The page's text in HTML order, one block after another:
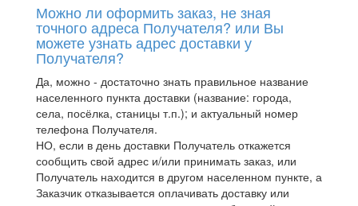
Можно ли оформить заказ, не зная
точного адреса Получателя? или Вы
можете узнать адрес доставки у
Получателя?
Да, можно - достаточно знать правильное название
населенного пункта доставки (название: города,
села, посёлка, станицы т.п.); и актуальный номер
телефона Получателя.
НО, если в день доставки Получатель откажется
сообщить свой адрес и/или принимать заказ, или
Получатель находится в другом населенном пункте, а
Заказчик отказывается оплачивать доставку или